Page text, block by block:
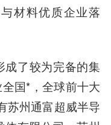
材料优质企业落
成了较为完备的集
国*，全球前十大
苏州通富超威半导